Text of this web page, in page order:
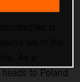
to Poland